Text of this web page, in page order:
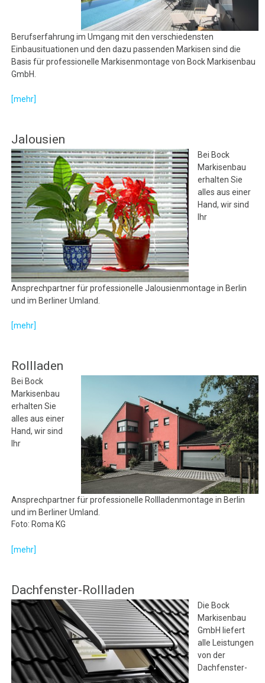
Berufserfahrung im Umgang mit den verschiedensten
Einbausituationen und den dazu passenden Markisen sind die
Basis für professionelle Markisenmontage von Bock Markisenbau
GmbH.
[mehr]
Jalousien
Bei Bock
Markisenbau
erhalten Sie
alles aus einer
Hand, wir sind
Ihr
Ansprechpartner für professionelle Jalousienmontage in Berlin
und im Berliner Umland.
[mehr]
Rollladen
Bei Bock
Markisenbau
erhalten Sie
alles aus einer
Hand, wir sind
Ihr
Ansprechpartner für professionelle Rollladenmontage in Berlin
und im Berliner Umland.
Foto: Roma KG
[mehr]
Dachfenster-Rollladen
Die Bock
Markisenbau
GmbH liefert
alle Leistungen
von der
Dachfenster-